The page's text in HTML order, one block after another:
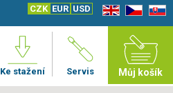
EN CZ SK
CZK EUR USD
Můj košík
Servis
Ke stažení